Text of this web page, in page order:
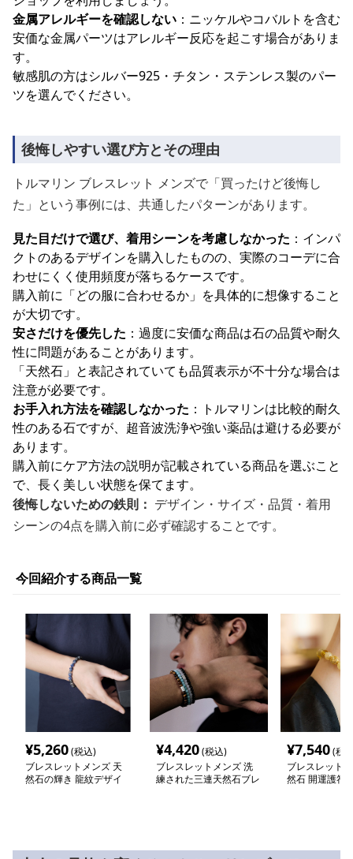
金属アレルギーを確認しない ：ニッケルやコバルトを含む
安価な金属パーツはアレルギー反応を起こす場合がありま
す。
敏感肌の方はシルバー925・チタン・ステンレス製のパー
ツを選んでください。
後悔しやすい選び方とその理由
トルマリン ブレスレット メンズで「買ったけど後悔し
た」という事例には、共通したパターンがあります。
見た目だけで選び、着用シーンを考慮しなかった ：インパ
クトのあるデザインを購入したものの、実際のコーデに合
わせにくく使用頻度が落ちるケースです。
購入前に「どの服に合わせるか」を具体的に想像すること
が大切です。
安さだけを優先した ：過度に安価な商品は石の品質や耐久
性に問題があることがあります。
「天然石」と表記されていても品質表示が不十分な場合は
注意が必要です。
お手入れ方法を確認しなかった ：トルマリンは比較的耐久
性のある石ですが、超音波洗浄や強い薬品は避ける必要が
あります。
購入前にケア方法の説明が記載されている商品を選ぶこと
で、長く美しい状態を保てます。
後悔しないための鉄則： デザイン・サイズ・品質・着用
シーンの4点を購入前に必ず確認することです。
今回紹介する商品一覧
¥5,260(税込)
ブレスレットメンズ 天
然石の輝き 龍紋デザイ
¥4,420(税込)
ブレスレットメンズ 洗
練された三連天然石ブレ
¥7,540(税
ブレスレット
然石 開運護符